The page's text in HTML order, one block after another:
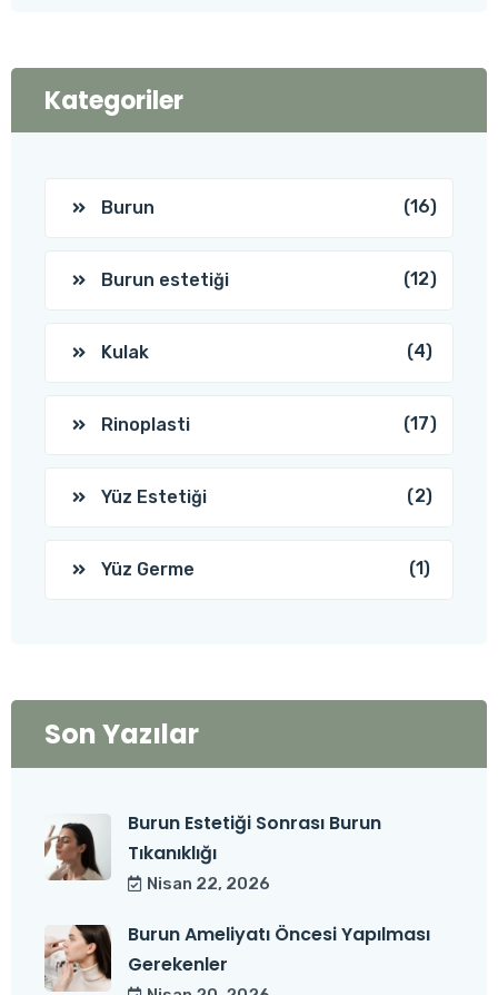
Kategoriler
Burun (16)
Burun estetiği (12)
Kulak (4)
Rinoplasti (17)
Yüz Estetiği (2)
Yüz Germe (1)
Son Yazılar
Burun Estetiği Sonrası Burun
Tıkanıklığı
Nisan 22, 2026
Burun Ameliyatı Öncesi Yapılması
Gerekenler